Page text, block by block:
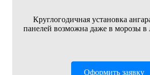
Круглогодичная установка
панелей возможна даже в морозы в
Оформить заявку